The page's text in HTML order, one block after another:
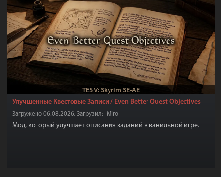
TES V: Skyrim SE-AE
Улучшенные Квестовые Записи / Even Better Quest Objectives
Загружено 06.08.2026, Загрузил: -Miro-
Мод, который улучшает описания заданий в ванильной игре.